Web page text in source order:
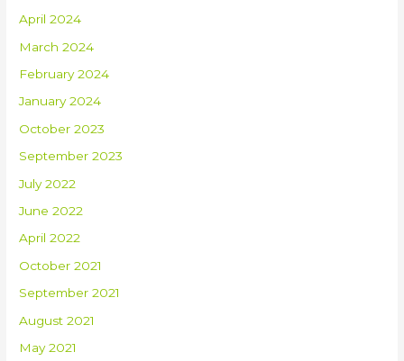
April 2024
March 2024
February 2024
January 2024
October 2023
September 2023
July 2022
June 2022
April 2022
October 2021
September 2021
August 2021
May 2021